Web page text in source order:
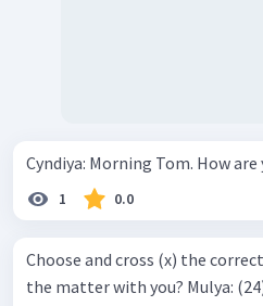
1 0.0
Choose and cross (x) the correct answers.
the matter with you? Mulya: (24) ____ Todung: You should